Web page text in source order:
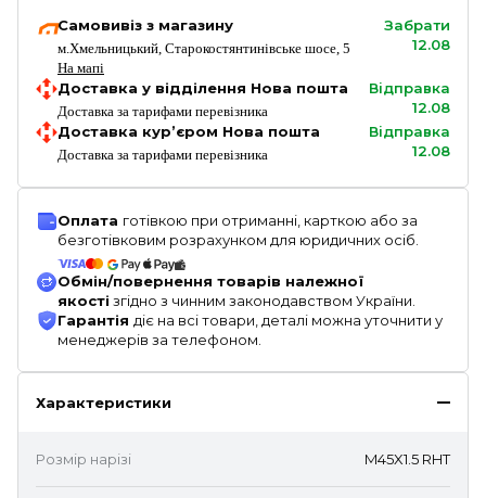
Самовивіз з магазину
м.Хмельницький, Старокостянтинівське шосе, 5
На мапі
Забрати
12.08
Доставка у відділення Нова пошта
Доставка за тарифами перевізника
Відправка
12.08
Доставка кур’єром Нова пошта
Доставка за тарифами перевізника
Відправка
12.08
Оплата готівкою при отриманні, карткою або за
безготівковим розрахунком для юридичних осіб.
Обмін/повернення товарів належної
якості згідно з чинним законодавством України.
Гарантія діє на всі товари, деталі можна уточнити у
менеджерів за телефоном.
Характеристики
Розмір нарізі M45X1.5 RHT